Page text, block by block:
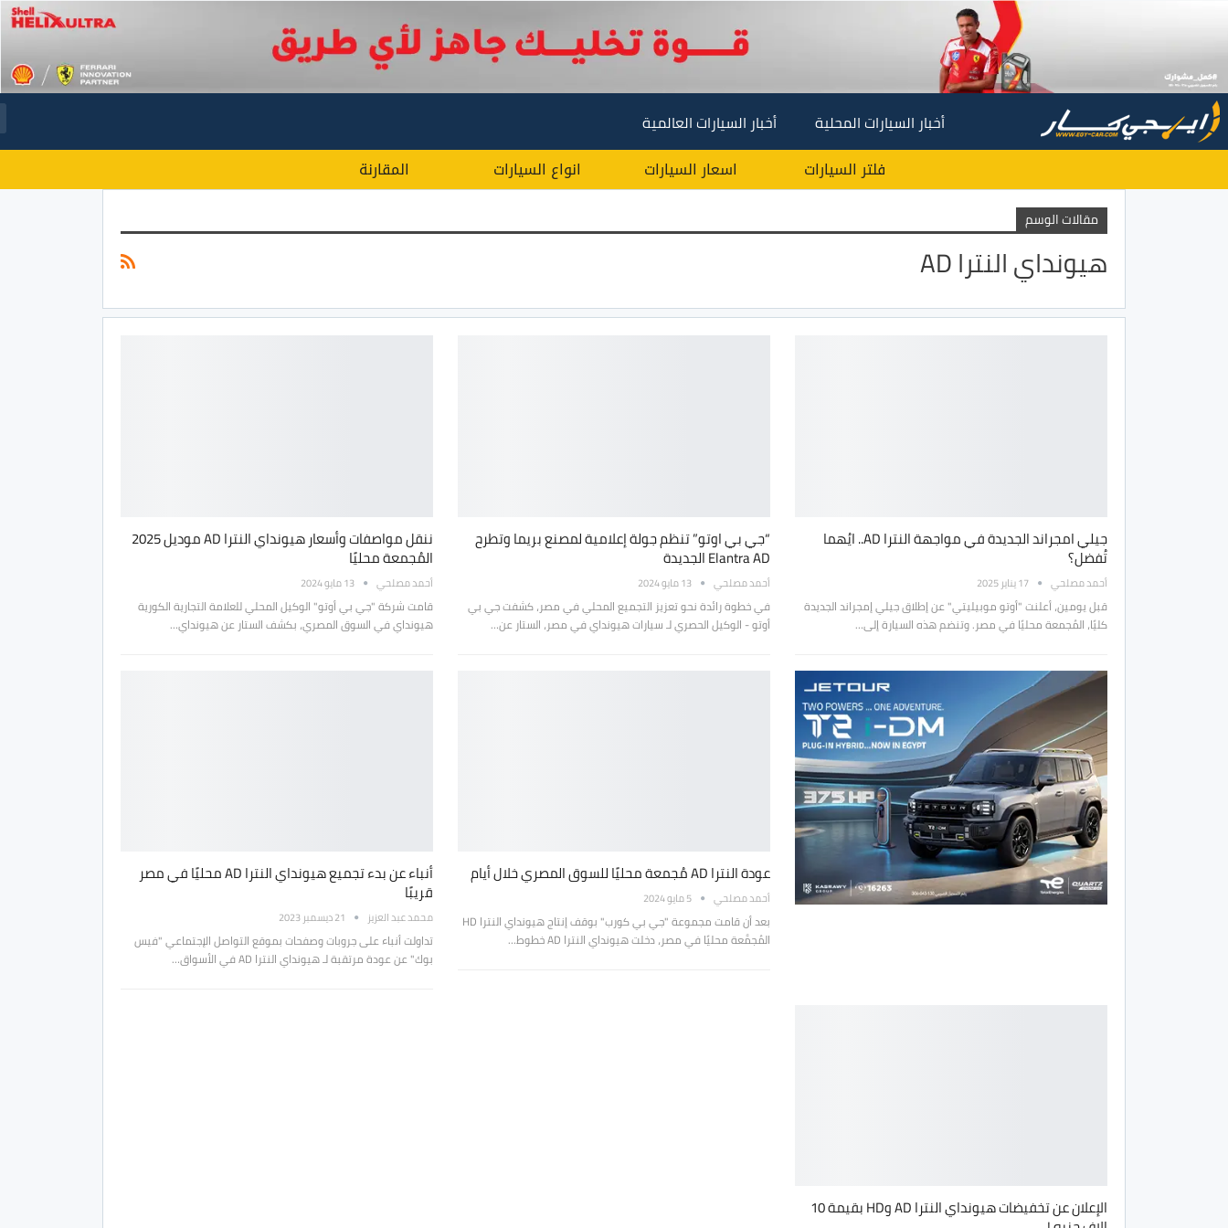
أخبار السيارات المحلية أخبار السيارات العالمية
فلتر السيارات اسعار السيارات انواع السيارات المقارنة
مقالات الوسم
هيونداي النترا AD
جيلي امجراند الجديدة في مواجهة النترا AD.. ايُهما
تُفضل؟
أحمد مصلحي 17 يناير 2025
قبل يومين، أعلنت "أوتو موبيليتي" عن إطلاق جيلي إمجراند الجديدة
كليًا، المُجمعة محليًا في مصر. وتنضم هذه السيارة إلى…
“جي بي اوتو” تنظم جولة إعلامية لمصنع بريما وتطرح
Elantra AD الجديدة
أحمد مصلحي 13 مايو 2024
في خطوة رائدة نحو تعزيز التجميع المحلي في مصر، كشفت جي بي
أوتو - الوكيل الحصري لـ سيارات هيونداي في مصر، الستار عن…
ننقل مواصفات وأسعار هيونداي النترا AD موديل 2025
المُجمعة محليًا
أحمد مصلحي 13 مايو 2024
قامت شركة "جي بي أوتو" الوكيل المحلي للعلامة التجارية الكورية
هيونداي في السوق المصري، بكشف الستار عن هيونداي…
عودة النترا AD مُجمعة محليًا للسوق المصري خلال أيام
أحمد مصلحي 5 مايو 2024
بعد أن قامت مجموعة "جي بي كورب" بوقف إنتاج هيونداي النترا HD
المُجمَّعة محليًا في مصر، دخلت هيونداي النترا AD خطوط…
أنباء عن بدء تجميع هيونداي النترا AD محليًا في مصر
قريبًا
محمد عبد العزيز 21 ديسمبر 2023
تداولت أنباء على جروبات وصفحات بموقع التواصل الإجتماعي "فيس
بوك" عن عودة مرتقبة لـ هيونداي النترا AD في الأسواق…
الإعلان عن تخفيضات هيونداي النترا AD وHD بقيمة 10